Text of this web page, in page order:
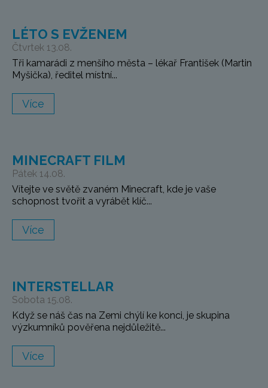
LÉTO S EVŽENEM
Čtvrtek 13.08.
Tři kamarádi z menšího města – lékař František (Martin
Myšička), ředitel místní...
Více
MINECRAFT FILM
Pátek 14.08.
Vítejte ve světě zvaném Minecraft, kde je vaše
schopnost tvořit a vyrábět klíč...
Více
INTERSTELLAR
Sobota 15.08.
Když se náš čas na Zemi chýlí ke konci, je skupina
výzkumníků pověřena nejdůležitě...
Více